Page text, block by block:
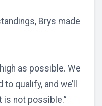
Brys made
as possible. We
qualify, and we’ll
not possible.”